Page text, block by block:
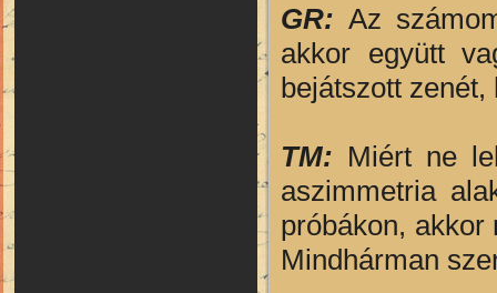
GR: Az
akkor együtt
bejátszott
TM: Miért ne
aszimmetria
próbákon,
Mindhárman